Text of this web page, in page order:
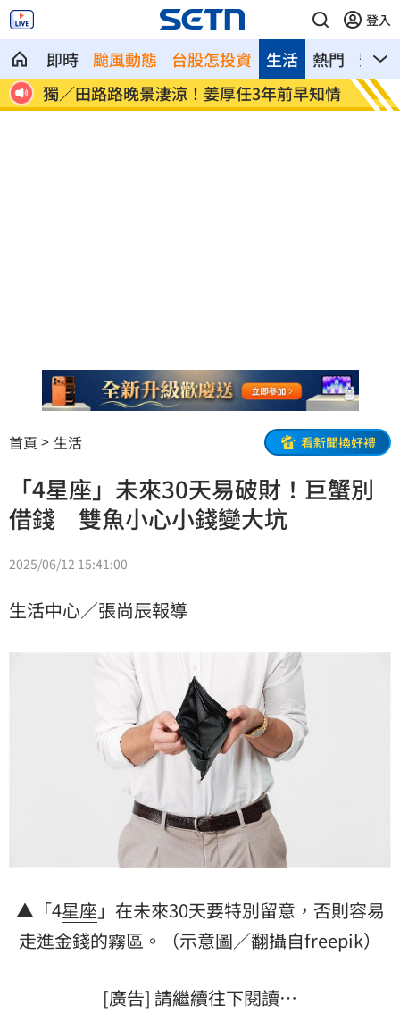
登入
即時 颱風動態 台股怎投資 熱門 影音
生活
獨／田路路晚景淒涼！姜厚任3年前早知情 手機
標
首頁 生活 看新聞換好禮
「4星座」未來30天易破財！巨蟹別
借錢 雙魚小心小錢變大坑
2025/06/12 15:41:00
生活中心／張尚辰報導
▲「4星座 」在未來30天要特別留意，否則容易
走進金錢的霧區。（示意圖／翻攝自freepik）
[廣告] 請繼續往下閱讀…